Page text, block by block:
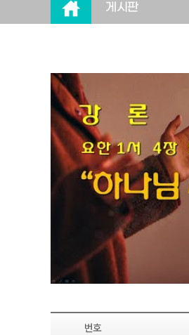
게시판
번호